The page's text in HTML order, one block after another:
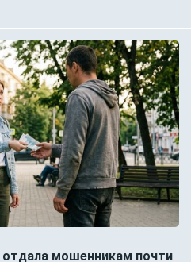
мошенникам почти